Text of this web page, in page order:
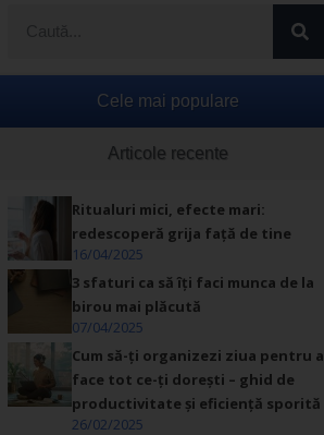
Cele mai populare
Articole recente
Ritualuri mici, efecte mari:
redescoperă grija față de tine
16/04/2025
3 sfaturi ca să îți faci munca de la
birou mai plăcută
07/04/2025
Cum să-ți organizezi ziua pentru a
face tot ce-ți dorești – ghid de
productivitate și eficiență sporită
26/02/2025